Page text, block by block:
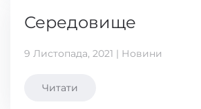
Середовище
9 Листопада, 2021 | Новини
Читати